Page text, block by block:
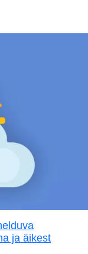
ja äikest